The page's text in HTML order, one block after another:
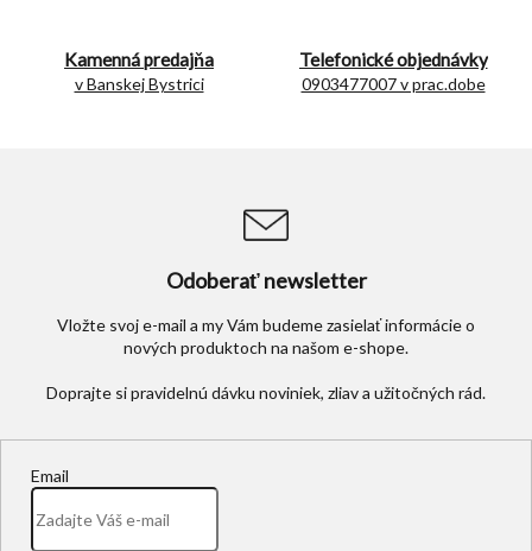
i
s
Kamenná predajňa
v Banskej Bystrici
Telefonické objednávky
0903477007 v prac.dobe
Odoberať newsletter
Vložte svoj e-mail a my Vám budeme zasielať informácie o
nových produktoch na našom e-shope.
Email